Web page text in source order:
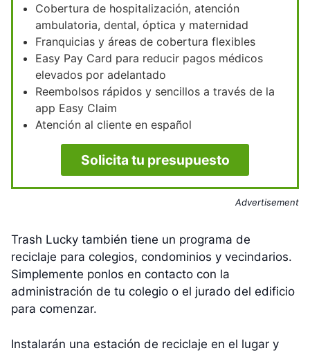
Cobertura de hospitalización, atención
ambulatoria, dental, óptica y maternidad
Franquicias y áreas de cobertura flexibles
Easy Pay Card para reducir pagos médicos
elevados por adelantado
Reembolsos rápidos y sencillos a través de la
app Easy Claim
Atención al cliente en español
Solicita tu presupuesto
Advertisement
Trash Lucky también tiene un programa de
reciclaje para colegios, condominios y vecindarios.
Simplemente ponlos en contacto con la
administración de tu colegio o el jurado del edificio
para comenzar.
Instalarán una estación de reciclaje en el lugar y